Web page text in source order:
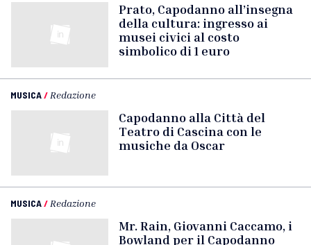
Prato, Capodanno all’insegna
della cultura: ingresso ai
musei civici al costo
simbolico di 1 euro
MUSICA/ Redazione
Capodanno alla Città del
Teatro di Cascina con le
musiche da Oscar
MUSICA/ Redazione
Mr. Rain, Giovanni Caccamo, i
Bowland per il Capodanno